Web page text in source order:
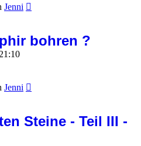
Jenni
bohren ?
Jenni
Steine - Teil III -